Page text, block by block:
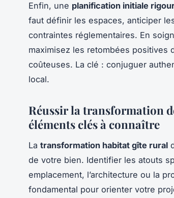
Enfin, une planification initiale
faut définir les espaces, anticiper
contraintes réglementaires. En
maximisez les retombées
coûteuses. La clé : conjuguer
local.
Réussir la transformation
éléments clés à connaître
La transformation habitat gîte rural
de votre bien. Identifier les atouts
emplacement, l’architecture ou la
fondamental pour orienter votre